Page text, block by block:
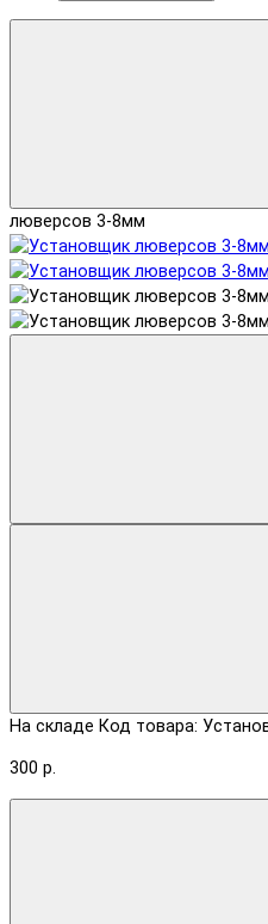
люверсов 3-8мм
На складе Код товара:
300 р.